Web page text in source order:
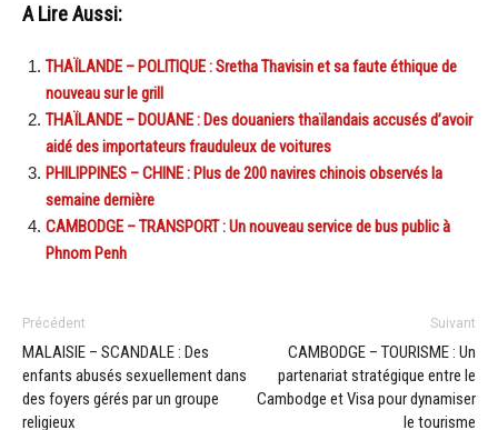
A Lire Aussi:
THAÏLANDE – POLITIQUE : Sretha Thavisin et sa faute éthique de
nouveau sur le grill
THAÏLANDE – DOUANE : Des douaniers thaïlandais accusés d’avoir
aidé des importateurs frauduleux de voitures
PHILIPPINES – CHINE : Plus de 200 navires chinois observés la
semaine dernière
CAMBODGE – TRANSPORT : Un nouveau service de bus public à
Phnom Penh
Précédent
MALAISIE – SCANDALE : Des
enfants abusés sexuellement dans
des foyers gérés par un groupe
religieux
Suivant
CAMBODGE – TOURISME : Un
partenariat stratégique entre le
Cambodge et Visa pour dynamiser
le tourisme